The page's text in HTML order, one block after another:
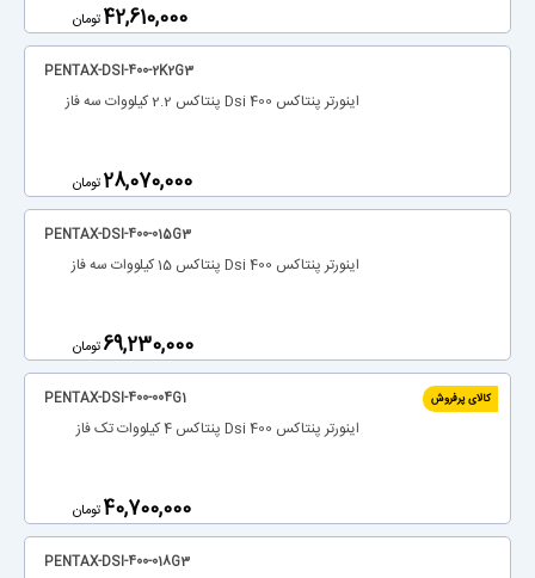
‎42,610,000 تومان
PENTAX-DSI-400-2K2G3
اینورتر پنتاکس Dsi 400 پنتاکس 2.2 کیلووات سه فاز
‎28,070,000 تومان
PENTAX-DSI-400-015G3
اینورتر پنتاکس Dsi 400 پنتاکس 15 کیلووات سه فاز
‎69,230,000 تومان
کالای پرفروش PENTAX-DSI-400-004G1
اینورتر پنتاکس Dsi 400 پنتاکس 4 کیلووات تک فاز
‎40,700,000 تومان
PENTAX-DSI-400-018G3